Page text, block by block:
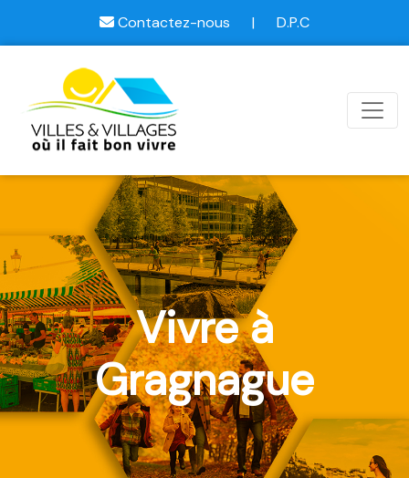
Contactez-nous | D.P.C
Vivre à
Gragnague